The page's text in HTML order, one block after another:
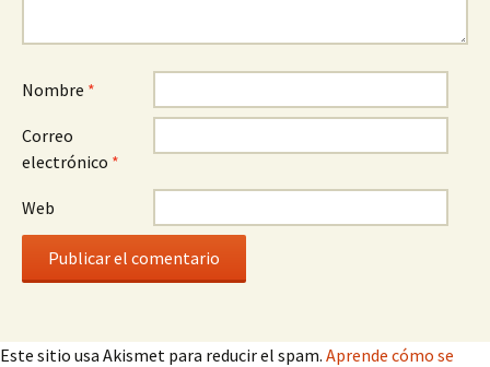
Nombre *
Correo
electrónico *
Web
Este sitio usa Akismet para reducir el spam. Aprende cómo se